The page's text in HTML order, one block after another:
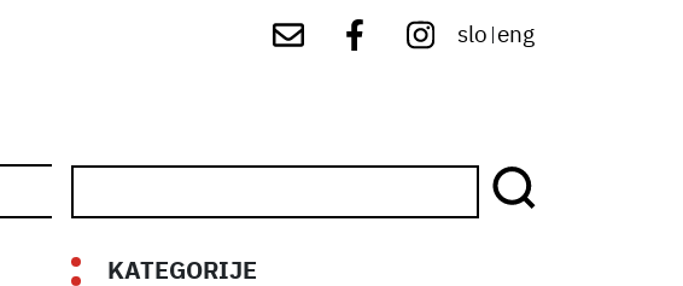
slo eng
KATEGORIJE